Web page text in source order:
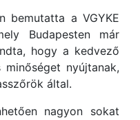
bemutatta a VGYKE
Budapesten már
hogy a kedvező
nyújtanak,
által.
nagyon sokat